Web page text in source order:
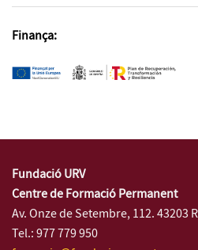
Finança:
Fundació URV
Centre de Formació Permanent
Av. Onze de Setembre, 112. 43203
Tel.: 977 779 950